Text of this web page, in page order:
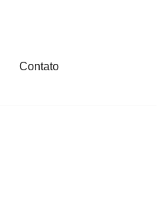
Contato